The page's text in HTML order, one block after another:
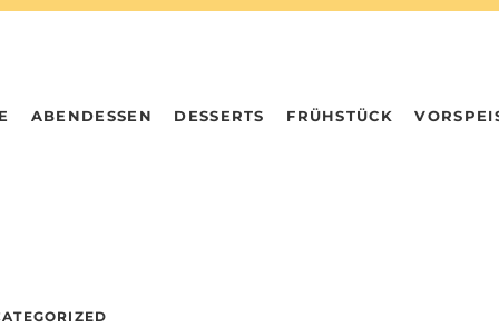
ABENDESSEN DESSERTS FRÜHSTÜCK